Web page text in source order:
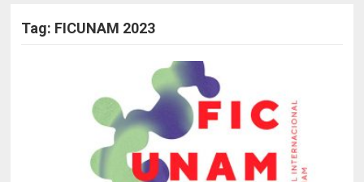
Tag: FICUNAM 2023